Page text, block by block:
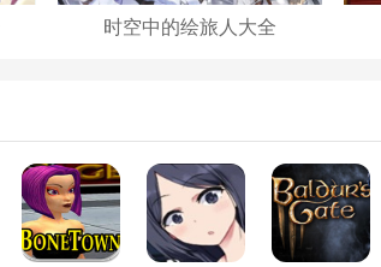
时空中的绘旅人大全